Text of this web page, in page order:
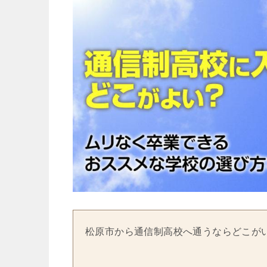
松原市から通信制高校へ通うならどこが